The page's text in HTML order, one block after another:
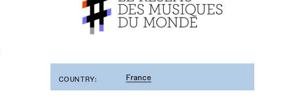
COUNTRY: France